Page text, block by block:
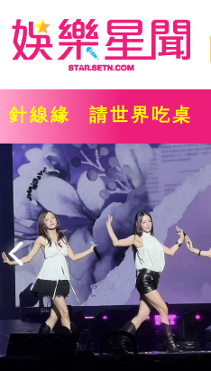
針線緣 請世界吃桌